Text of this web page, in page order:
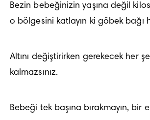
Bezin bebeğinizin yaşına değil
o bölgesini katlayın ki göbek bağı
Altını değiştirirken gerekecek her
kalmazsınız.
Bebeği tek başına bırakmayın,